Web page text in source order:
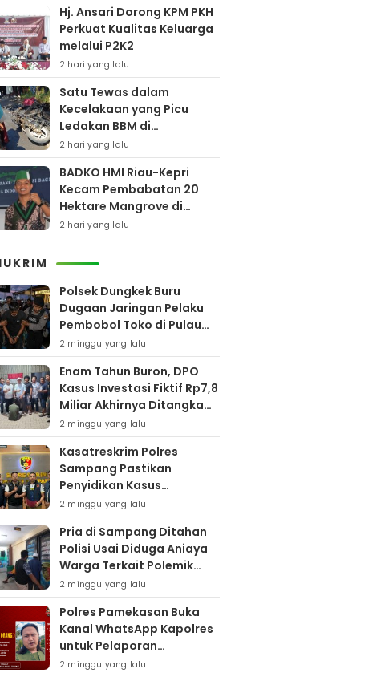
Hj. Ansari Dorong KPM PKH
Perkuat Kualitas Keluarga
melalui P2K2
2 hari yang lalu
Satu Tewas dalam
Kecelakaan yang Picu
Ledakan BBM di
Pamekasan
2 hari yang lalu
BADKO HMI Riau-Kepri
Kecam Pembabatan 20
Hektare Mangrove di
Bengkalis
2 hari yang lalu
Polsek Dungkek Buru
Dugaan Jaringan Pelaku
Pembobol Toko di Pulau
Gili Iyang
2 minggu yang lalu
Enam Tahun Buron, DPO
Kasus Investasi Fiktif Rp7,8
Miliar Akhirnya Ditangkap
Polres Pamekasan
2 minggu yang lalu
Kasatreskrim Polres
Sampang Pastikan
Penyidikan Kasus
Rudapaksa Anak Berjalan
Sesuai Fakta Hukum
2 minggu yang lalu
Pria di Sampang Ditahan
Polisi Usai Diduga Aniaya
Warga Terkait Polemik
Bansos
2 minggu yang lalu
Polres Pamekasan Buka
Kanal WhatsApp Kapolres
untuk Pelaporan
Keberadaan DPO AEF
2 minggu yang lalu